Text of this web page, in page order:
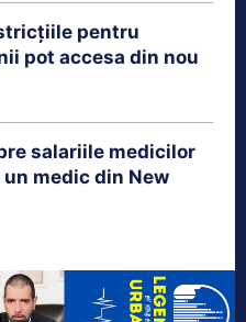
pentru
pot accesa din nou
salariile medicilor
medic din New